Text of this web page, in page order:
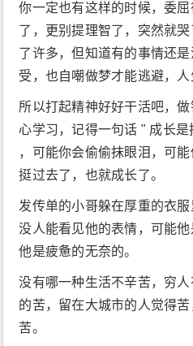
你一定也有这样的时候，委
了，更别提理智了，突然就
了许多，但知道有的事情还
受，也自嘲做梦才能逃避，人
所以打起精神好好干活吧，
心学习，记得一句话 " 成长
，可能你会偷偷抹眼泪，可
挺过去了，也就成长了。
发传单的小哥躲在厚重的衣服
没人能看见他的表情，可能
他是疲惫的无奈的。
没有哪一种生活不辛苦，穷
的苦，留在大城市的人觉得
苦。